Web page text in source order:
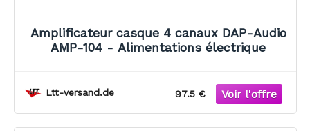
Amplificateur casque 4 canaux DAP-Audio
AMP-104 - Alimentations électrique
Ltt-versand.de 97.5 €